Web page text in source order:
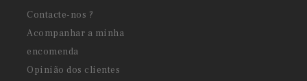
Contacte-nos ?
Acompanhar a minha
encomenda
Opinião dos clientes